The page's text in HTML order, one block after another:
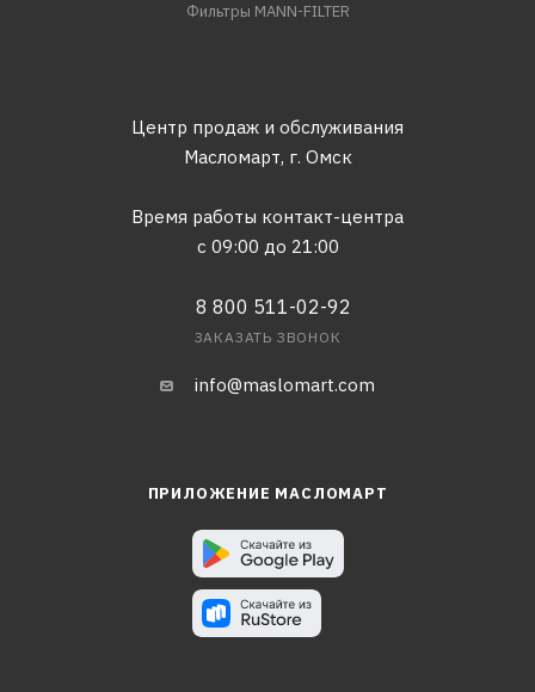
Фильтры MANN-FILTER
Центр продаж и обслуживания
Масломарт, г. Омск
Время работы контакт-центра
с 09:00 до 21:00
8 800 511-02-92
ЗАКАЗАТЬ ЗВОНОК
info@maslomart.com
ПРИЛОЖЕНИЕ МАСЛОМАРТ